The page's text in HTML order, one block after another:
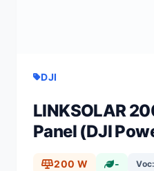
DJI
LINKSOLAR
Panel (DJI
200 W -